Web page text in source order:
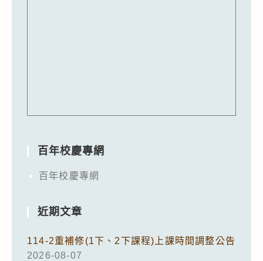
百年校慶專網
百年校慶專網
近期文章
114-2重補修(1下、2下課程)上課時間調整公告
2026-08-07